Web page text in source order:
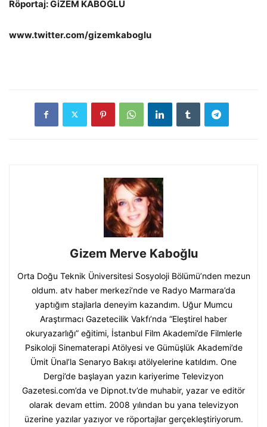
Röportaj: GiZEM KABOĞLU
www.twitter.com/gizemkaboglu
Gizem Merve Kaboğlu
Orta Doğu Teknik Üniversitesi Sosyoloji Bölümü’nden mezun
oldum. atv haber merkezi’nde ve Radyo Marmara’da
yaptığım stajlarla deneyim kazandım. Uğur Mumcu
Araştırmacı Gazetecilik Vakfı’nda “Eleştirel haber
okuryazarlığı” eğitimi, İstanbul Film Akademi’de Filmlerle
Psikoloji Sinematerapi Atölyesi ve Gümüşlük Akademi’de
Ümit Ünal’la Senaryo Bakışı atölyelerine katıldım. One
Dergi’de başlayan yazın kariyerime Televizyon
Gazetesi.com’da ve Dipnot.tv’de muhabir, yazar ve editör
olarak devam ettim. 2008 yılından bu yana televizyon
üzerine yazılar yazıyor ve röportajlar gerçekleştiriyorum.